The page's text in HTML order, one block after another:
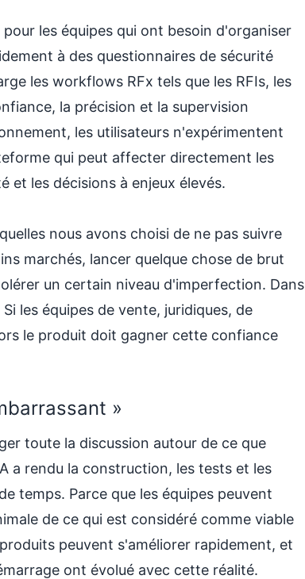
les équipes qui ont besoin d'organiser
à des questionnaires de sécurité
les workflows RFx tels que les RFIs, les
la précision et la supervision
les utilisateurs n'expérimentent
qui peut affecter directement les
et les décisions à enjeux élevés.
nous avons choisi de ne pas suivre
marchés, lancer quelque chose de brut
un certain niveau d'imperfection. Dans
les équipes de vente, juridiques, de
le produit doit gagner cette confiance
»
toute la discussion autour de ce que
a rendu la construction, les tests et les
temps. Parce que les équipes peuvent
de ce qui est considéré comme viable
peuvent s'améliorer rapidement, et
ont évolué avec cette réalité.